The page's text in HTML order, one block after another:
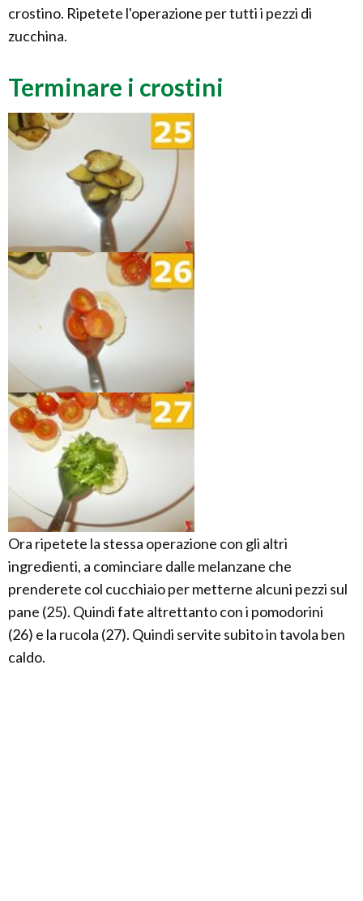
crostino. Ripetete l'operazione per tutti i pezzi di
zucchina.
Terminare i crostini
Ora ripetete la stessa operazione con gli altri
ingredienti, a cominciare dalle melanzane che
prenderete col cucchiaio per metterne alcuni pezzi sul
pane (25). Quindi fate altrettanto con i pomodorini
(26) e la rucola (27). Quindi servite subito in tavola ben
caldo.